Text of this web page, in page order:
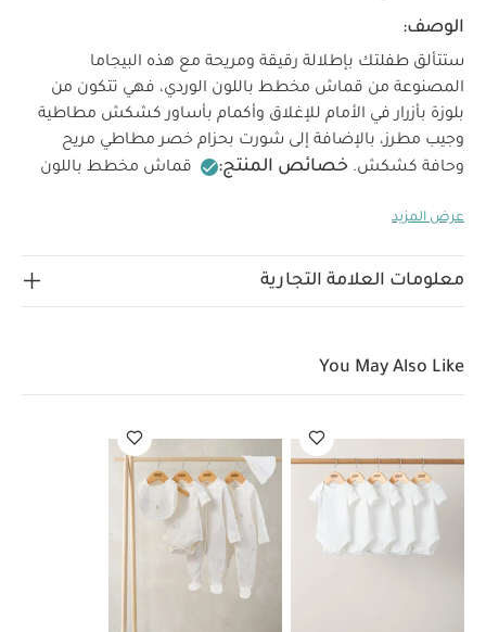
الوصف:
ستتألق طفلتك بإطلالة رقيقة ومريحة مع هذه البيجاما
المصنوعة من قماش مخطط باللون الوردي، فهي تتكون من
بلوزة بأزرار في الأمام للإغلاق وأكمام بأساور كشكش مطاطية
وجيب مطرز، بالإضافة إلى شورت بحزام خصر مطاطي مريح
وحافة كشكش. خصائص المنتج:
قماش مخطط باللون
100% قطن
تجفيف على درجة حرارة منخفضة
كيّ على درجة حرارة منخفضة
سوت ومريلة سيليستيال لحديثي الولادة، 5 قطع
عرض المزيد
معلومات العلامة التجارية
You May Also Like